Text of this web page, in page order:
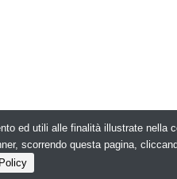
35480 -
ed utili alle finalità illustrate nella
scorrendo questa pagina,